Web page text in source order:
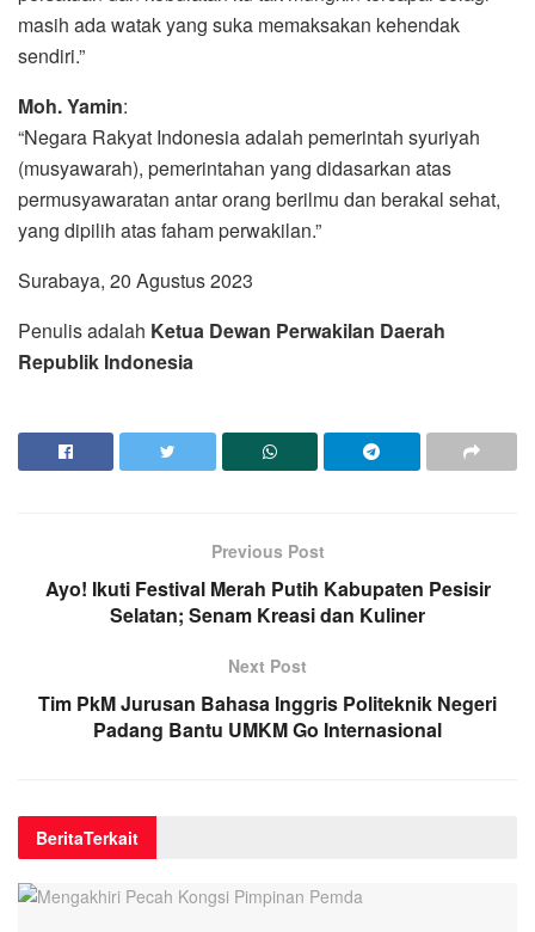
masih ada watak yang suka memaksakan kehendak
sendiri.”
Moh. Yamin:
“Negara Rakyat Indonesia adalah pemerintah syuriyah
(musyawarah), pemerintahan yang didasarkan atas
permusyawaratan antar orang berilmu dan berakal sehat,
yang dipilih atas faham perwakilan.”
Surabaya, 20 Agustus 2023
Penulis adalah Ketua Dewan Perwakilan Daerah
Republik Indonesia
Previous Post
Ayo! Ikuti Festival Merah Putih Kabupaten Pesisir
Selatan; Senam Kreasi dan Kuliner
Next Post
Tim PkM Jurusan Bahasa Inggris Politeknik Negeri
Padang Bantu UMKM Go Internasional
BeritaTerkait